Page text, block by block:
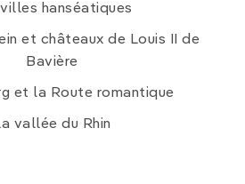
villes hanséatiques
et châteaux de Louis II de
Bavière
et la Route romantique
vallée du Rhin